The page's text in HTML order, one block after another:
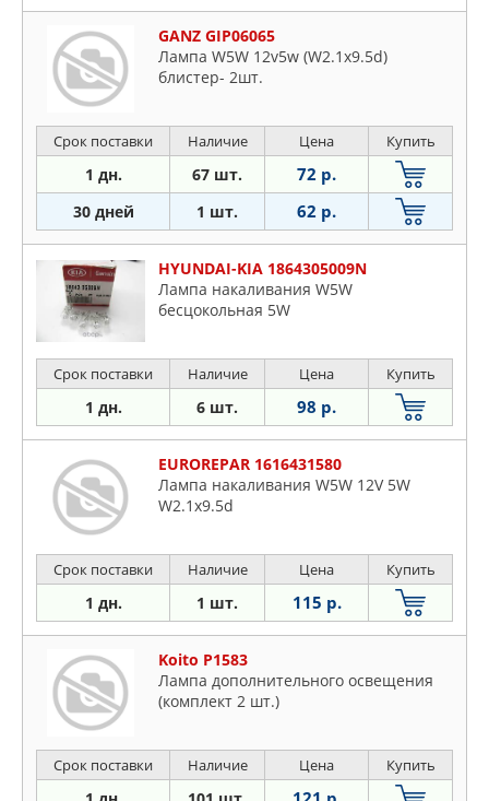
GANZ GIP06065
Лампа W5W 12v5w (W2.1x9.5d)
блистер- 2шт.
Срок поставки Наличие Цена Купить
1 дн. 67 шт. 72 р.
30 дней 1 шт. 62 р.
HYUNDAI-KIA 1864305009N
Лампа накаливания W5W
бесцокольная 5W
Срок поставки Наличие Цена Купить
1 дн. 6 шт. 98 р.
EUROREPAR 1616431580
Лампа накаливания W5W 12V 5W
W2.1x9.5d
Срок поставки Наличие Цена Купить
1 дн. 1 шт. 115 р.
Koito P1583
Лампа дополнительного освещения
(комплект 2 шт.)
Срок поставки Наличие Цена Купить